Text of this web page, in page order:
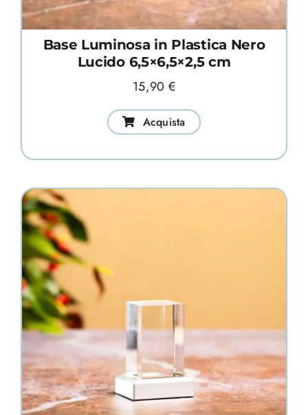
Base Luminosa in Plastica Nero
Lucido 6,5×6,5×2,5 cm
15,90 €
Acquista